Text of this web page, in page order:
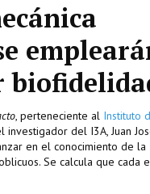
, perteneciente al Instituto
del I3A, Juan
en el conocimiento de la
Se calcula que cada